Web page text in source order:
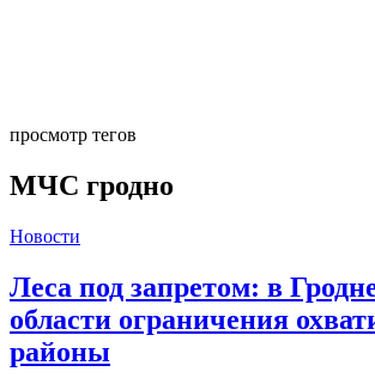
просмотр тегов
МЧС гродно
Новости
Леса под запретом: в
области ограничения
районы